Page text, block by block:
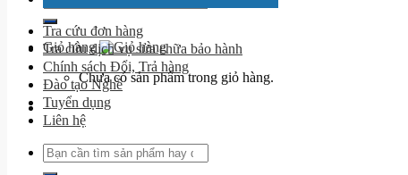
kiếm:
Giỏ hàng
Chưa có sản phẩm trong giỏ hàng.
Tra cứu đơn hàng
Tra cứu dịch vụ sửa chữa bảo hành
Chính sách Đổi, Trả hàng
Đào tạo Nghề
Tuyển dụng
Liên hệ
Tìm
kiếm: